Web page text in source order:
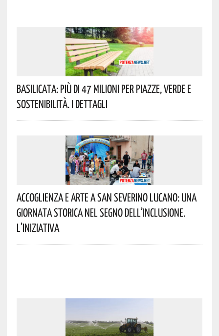
Basilicata: Più Di 47 Milioni Per Piazze, Verde E
Sostenibilità. I Dettagli
Accoglienza E Arte A San Severino Lucano: Una
Giornata Storica Nel Segno Dell’inclusione.
L’iniziativa